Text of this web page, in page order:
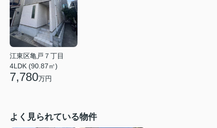
江東区亀戸７丁目
4LDK (90.87㎡)
7,780万円
よく見られている物件